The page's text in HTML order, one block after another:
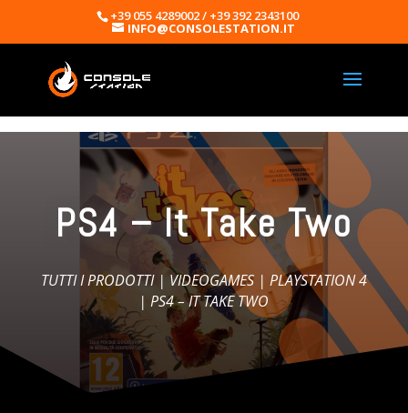
+39 055 4289002 / +39 392 2343100
INFO@CONSOLESTATION.IT
PS4 – It Take Two
TUTTI I PRODOTTI| VIDEOGAMES| PLAYSTATION 4
| PS4 – IT TAKE TWO